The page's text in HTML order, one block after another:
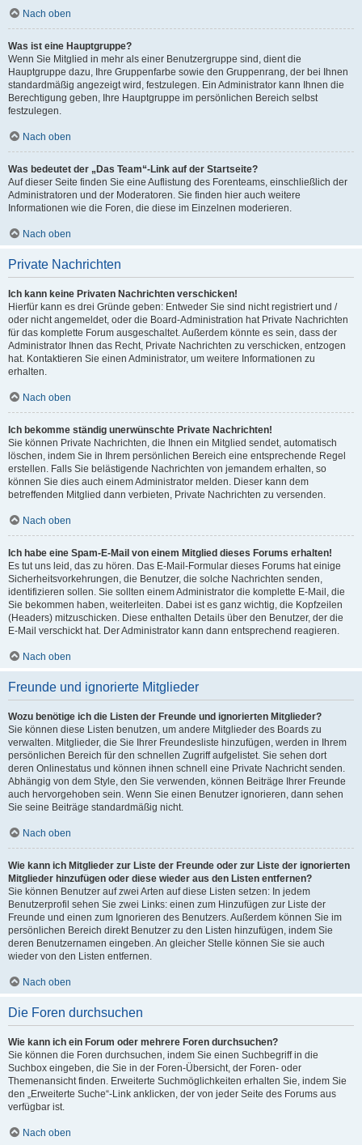
Nach oben
Was ist eine Hauptgruppe?
Wenn Sie Mitglied in mehr als einer Benutzergruppe sind, dient die
Hauptgruppe dazu, Ihre Gruppenfarbe sowie den Gruppenrang, der bei Ihnen
standardmäßig angezeigt wird, festzulegen. Ein Administrator kann Ihnen die
Berechtigung geben, Ihre Hauptgruppe im persönlichen Bereich selbst
festzulegen.
Nach oben
Was bedeutet der „Das Team“-Link auf der Startseite?
Auf dieser Seite finden Sie eine Auflistung des Forenteams, einschließlich der
Administratoren und der Moderatoren. Sie finden hier auch weitere
Informationen wie die Foren, die diese im Einzelnen moderieren.
Nach oben
Private Nachrichten
Ich kann keine Privaten Nachrichten verschicken!
Hierfür kann es drei Gründe geben: Entweder Sie sind nicht registriert und /
oder nicht angemeldet, oder die Board-Administration hat Private Nachrichten
für das komplette Forum ausgeschaltet. Außerdem könnte es sein, dass der
Administrator Ihnen das Recht, Private Nachrichten zu verschicken, entzogen
hat. Kontaktieren Sie einen Administrator, um weitere Informationen zu
erhalten.
Nach oben
Ich bekomme ständig unerwünschte Private Nachrichten!
Sie können Private Nachrichten, die Ihnen ein Mitglied sendet, automatisch
löschen, indem Sie in Ihrem persönlichen Bereich eine entsprechende Regel
erstellen. Falls Sie belästigende Nachrichten von jemandem erhalten, so
können Sie dies auch einem Administrator melden. Dieser kann dem
betreffenden Mitglied dann verbieten, Private Nachrichten zu versenden.
Nach oben
Ich habe eine Spam-E-Mail von einem Mitglied dieses Forums erhalten!
Es tut uns leid, das zu hören. Das E-Mail-Formular dieses Forums hat einige
Sicherheitsvorkehrungen, die Benutzer, die solche Nachrichten senden,
identifizieren sollen. Sie sollten einem Administrator die komplette E-Mail, die
Sie bekommen haben, weiterleiten. Dabei ist es ganz wichtig, die Kopfzeilen
(Headers) mitzuschicken. Diese enthalten Details über den Benutzer, der die
E-Mail verschickt hat. Der Administrator kann dann entsprechend reagieren.
Nach oben
Freunde und ignorierte Mitglieder
Wozu benötige ich die Listen der Freunde und ignorierten Mitglieder?
Sie können diese Listen benutzen, um andere Mitglieder des Boards zu
verwalten. Mitglieder, die Sie Ihrer Freundesliste hinzufügen, werden in Ihrem
persönlichen Bereich für den schnellen Zugriff aufgelistet. Sie sehen dort
deren Onlinestatus und können ihnen schnell eine Private Nachricht senden.
Abhängig von dem Style, den Sie verwenden, können Beiträge Ihrer Freunde
auch hervorgehoben sein. Wenn Sie einen Benutzer ignorieren, dann sehen
Sie seine Beiträge standardmäßig nicht.
Nach oben
Wie kann ich Mitglieder zur Liste der Freunde oder zur Liste der ignorierten
Mitglieder hinzufügen oder diese wieder aus den Listen entfernen?
Sie können Benutzer auf zwei Arten auf diese Listen setzen: In jedem
Benutzerprofil sehen Sie zwei Links: einen zum Hinzufügen zur Liste der
Freunde und einen zum Ignorieren des Benutzers. Außerdem können Sie im
persönlichen Bereich direkt Benutzer zu den Listen hinzufügen, indem Sie
deren Benutzernamen eingeben. An gleicher Stelle können Sie sie auch
wieder von den Listen entfernen.
Nach oben
Die Foren durchsuchen
Wie kann ich ein Forum oder mehrere Foren durchsuchen?
Sie können die Foren durchsuchen, indem Sie einen Suchbegriff in die
Suchbox eingeben, die Sie in der Foren-Übersicht, der Foren- oder
Themenansicht finden. Erweiterte Suchmöglichkeiten erhalten Sie, indem Sie
den „Erweiterte Suche“-Link anklicken, der von jeder Seite des Forums aus
verfügbar ist.
Nach oben